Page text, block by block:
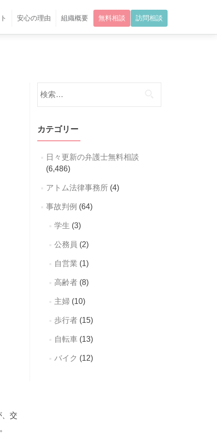
安心の理由 組織概要 無料相談 訪問相談
交
索:
カテゴリー
日々更新の弁護士無料相談
(6,486)
アトム法律事務所(4)
事故判例 (64)
学生 (3)
公務員 (2)
自営業 (1)
高齢者(8)
主婦(10)
歩行者(15)
自転車(13)
バイク (12)